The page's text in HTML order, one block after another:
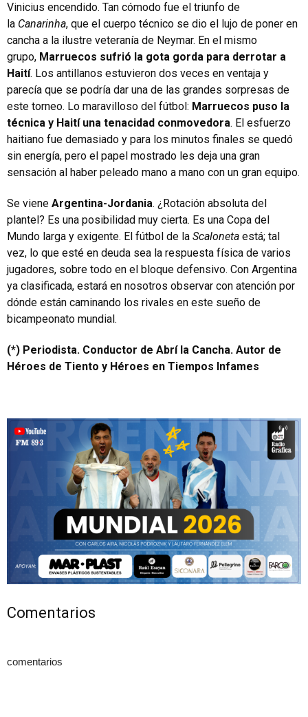
Vinicius encendido. Tan cómodo fue el triunfo de
la Canarinha, que el cuerpo técnico se dio el lujo de poner en
cancha a la ilustre veteranía de Neymar. En el mismo
grupo, Marruecos sufrió la gota gorda para derrotar a
Haití. Los antillanos estuvieron dos veces en ventaja y
parecía que se podría dar una de las grandes sorpresas de
este torneo. Lo maravilloso del fútbol: Marruecos puso la
técnica y Haití una tenacidad conmovedora. El esfuerzo
haitiano fue demasiado y para los minutos finales se quedó
sin energía, pero el papel mostrado les deja una gran
sensación al haber peleado mano a mano con un gran equipo.
Se viene Argentina-Jordania. ¿Rotación absoluta del
plantel? Es una posibilidad muy cierta. Es una Copa del
Mundo larga y exigente. El fútbol de la Scaloneta está; tal
vez, lo que esté en deuda sea la respuesta física de varios
jugadores, sobre todo en el bloque defensivo. Con Argentina
ya clasificada, estará en nosotros observar con atención por
dónde están caminando los rivales en este sueño de
bicampeonato mundial.
(*) Periodista. Conductor de Abrí la Cancha. Autor de
Héroes de Tiento y Héroes en Tiempos Infames
Comentarios
comentarios